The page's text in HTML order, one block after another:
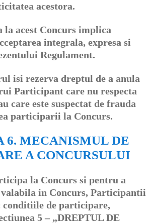
acestora.
la acest Concurs implica
integrala, expresa si
Regulament.
isi rezerva dreptul de a anula
Participant care nu respecta
care este suspectat de frauda
participarii la Concurs.
6. MECANISMUL DE
A CONCURSULUI
la Concurs si pentru a
valabila in Concurs, Participantii
conditiile de participare,
5 – „DREPTUL DE